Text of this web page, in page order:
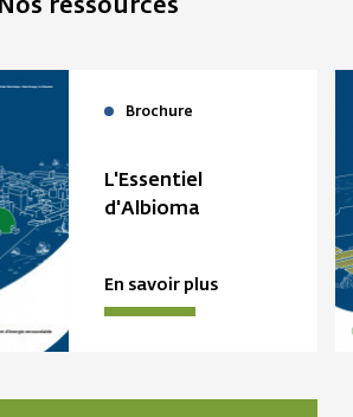
Nos ressources
Brochure
L'Essentiel
d'Albioma
En savoir plus